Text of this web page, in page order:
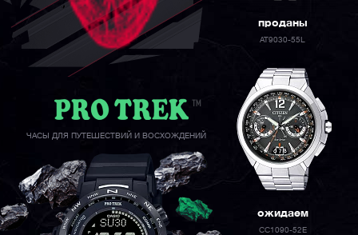
ЧАСЫ ДЛЯ ПУТЕШЕСТВИЙ И ВОСХОЖДЕНИЙ
проданы
AT9030-55L
ожидаем
CC1090-52E